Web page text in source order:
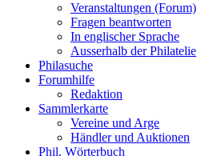
Veranstaltungen (Forum)
Fragen beantworten
In englischer Sprache
Ausserhalb der Philatelie
Philasuche
Forumhilfe
Redaktion
Sammlerkarte
Vereine und Arge
Händler und Auktionen
Phil. Wörterbuch